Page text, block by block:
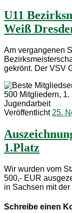
U11
Weiß
Am vergangenen
gekrönt. Der VSV
Veröffentlicht 25.
1.Platz
Wir wurden vom
500,- EUR
in Sachsen mit
Schreibe einen